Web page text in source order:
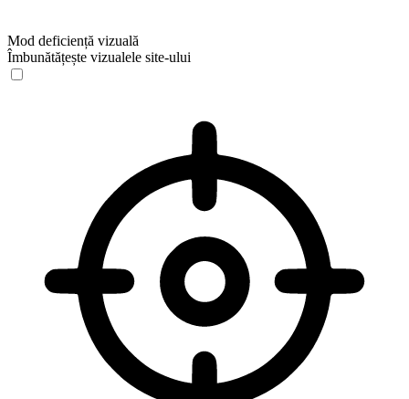
Mod deficiență vizuală
Îmbunătățește vizualele site-ului